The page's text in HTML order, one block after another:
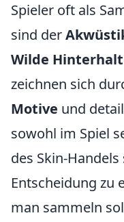
Spieler oft als
sind der
Wilde
zeichnen sich
Motive und
sowohl im Spiel
des Skin-
Entscheidung zu
man sammeln